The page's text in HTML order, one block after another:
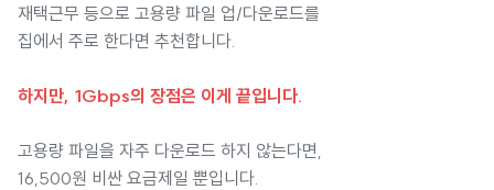
재택근무 등으로 고용량 파일 업/다운로드를
집에서 주로 한다면 추천합니다.
하지만, 1Gbps의 장점은 이게 끝입니다.
고용량 파일을 자주 다운로드 하지 않는다면,
16,500원 비싼 요금제일 뿐입니다.